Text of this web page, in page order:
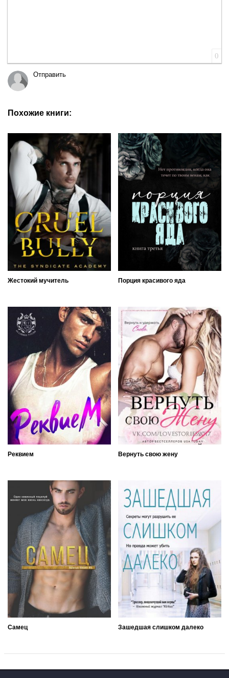
0
Отправить
Похожие книги:
Жестокий мучитель Порция красивого яда
Реквием Вернуть свою жену
Самец Зашедшая слишком далеко